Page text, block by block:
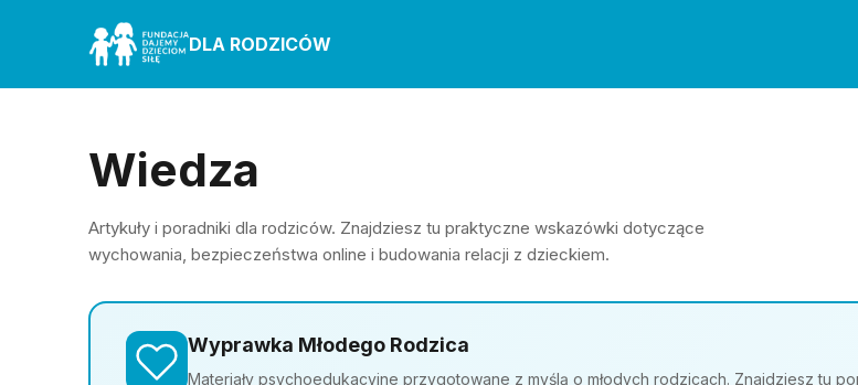
DLA RODZICÓW
Wiedza
Artykuły i poradniki dla rodziców. Znajdziesz tu praktyczne wskazówki dotyczące
wychowania, bezpieczeństwa online i budowania relacji z dzieckiem.
Wyprawka Młodego Rodzica
Materiały psychoedukacyjne przygotowane z myślą o młodych rodzicach. Znajdziesz tu